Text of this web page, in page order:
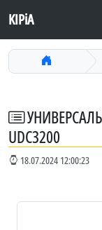
KIPiA
UDC3200
18.07.2024 12:00:23